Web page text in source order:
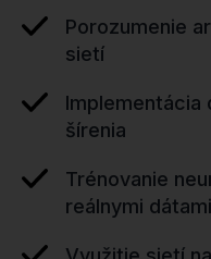
Porozumenie
sietí
Implementácia
šírenia
Trénovanie
reálnymi dátami